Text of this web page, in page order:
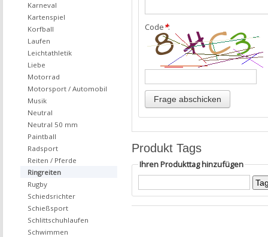
Code*:
Produkt Tags
Ihren Produkttag hinzufügen
Karneval
Kartenspiel
Korfball
Laufen
Leichtathletik
Liebe
Motorrad
Motorsport / Automobil
Musik
Neutral
Neutral 50 mm
Paintball
Radsport
Reiten / Pferde
Ringreiten
Rugby
Schiedsrichter
Schießsport
Schlittschuhlaufen
Schwimmen